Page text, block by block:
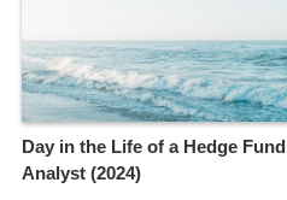
Day in the Life of a Hedge Fund
Analyst (2024)